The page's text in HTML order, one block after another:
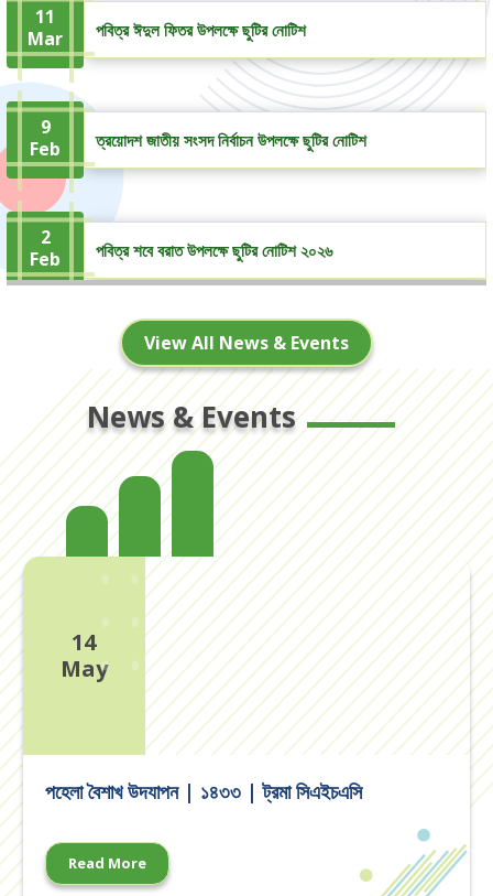
11
Mar
পবিত্র ঈদুল ফিতর উপলক্ষে ছুটির নোটিশ
9
Feb
ত্রয়োদশ জাতীয় সংসদ নির্বাচন উপলক্ষে ছুটির নোটিশ
2
Feb
পবিত্র শবে বরাত উপলক্ষে ছুটির নোটিশ ২০২৬
শীতকালীন অবকাশ উপলক্ষে ছুটির নোটিশ, ২০২৫
26
Nov
কর্পোরেট ডিসকাউন্ট সুবিধা
১ম বর্ষের মডেল টেস্ট এবং ২য় ও ৩য় বর্ষের টেস্ট পরীক্ষার বিজ্ঞপ্তি
সনাতনী ধর্মাবলম্বীদের “দূর্গা পূজা” উপলক্ষ্যে ছুটির নোটিশ
19
পবিত্র “আখেরি চাহার সোম্বা” দিবস উপলক্ষ্যে ছুটির নোটিশ
View All News & Events
News & Events
14
May
পহেলা বৈশাখ উদযাপন | ১৪৩৩ | ট্রমা সিএইচএসি
Read More